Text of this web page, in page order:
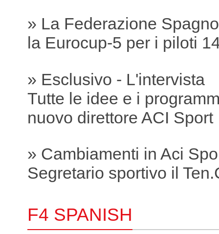
» La Federazione
la Eurocup-5 per i piloti
» Esclusivo - L'intervista
Tutte le idee e i
nuovo direttore ACI Sport
» Cambiamenti in Aci
Segretario sportivo il
F4 SPANISH